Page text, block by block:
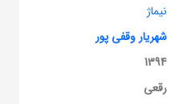
نیماژ
شهریار وقفی پور
1394
رقعی